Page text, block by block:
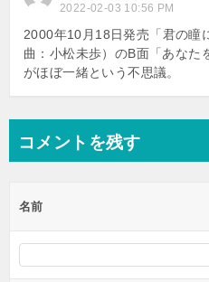
2022-02-03 10:56 PM
2000年10月18日発売「君の瞳
曲：小松未歩）のB面「あなた
がほぼ一緒という不思議。
コメントを残す
名前